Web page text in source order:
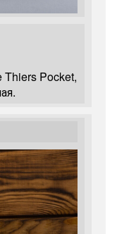
Pocket,